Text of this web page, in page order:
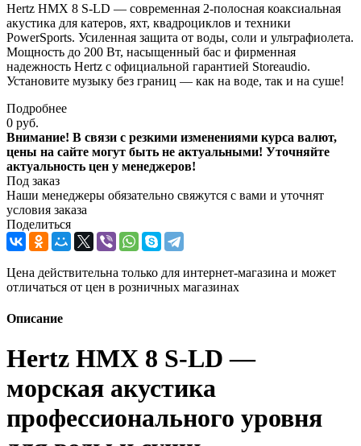
Hertz HMX 8 S-LD — современная 2-полосная коаксиальная
акустика для катеров, яхт, квадроциклов и техники
PowerSports. Усиленная защита от воды, соли и ультрафиолета.
Мощность до 200 Вт, насыщенный бас и фирменная
надежность Hertz с официальной гарантией Storeaudio.
Установите музыку без границ — как на воде, так и на суше!
Подробнее
0 руб.
Внимание! В связи с резкими изменениями курса валют,
цены на сайте могут быть не актуальными! Уточняйте
актуальность цен у менеджеров!
Под заказ
Наши менеджеры обязательно свяжутся с вами и уточнят
условия заказа
Поделиться
Цена действительна только для интернет-магазина и может
отличаться от цен в розничных магазинах
Описание
Hertz HMX 8 S-LD —
морская акустика
профессионального уровня